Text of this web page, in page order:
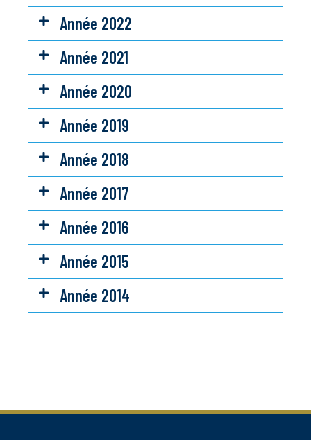
Année 2022
Année 2021
Année 2020
Année 2019
Année 2018
Année 2017
Année 2016
Année 2015
Année 2014